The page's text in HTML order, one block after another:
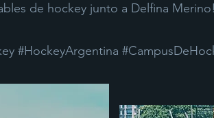
de hockey junto a Delfina
#HockeyArgentina